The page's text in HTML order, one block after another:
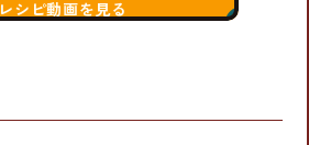
レシピ動画を見る